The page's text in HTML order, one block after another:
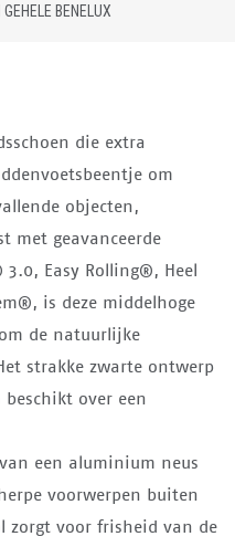
BENELUX
die extra
om
objecten,
met geavanceerde
Easy Rolling®, Heel
is deze middelhoge
de natuurlijke
strakke zwarte ontwerp
over een
een aluminium neus
voorwerpen buiten
zorgt voor frisheid van de